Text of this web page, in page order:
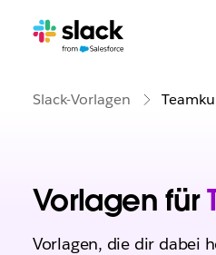
Slack-Vorlagen
Vorlagen für
Vorlagen, die dir dabei